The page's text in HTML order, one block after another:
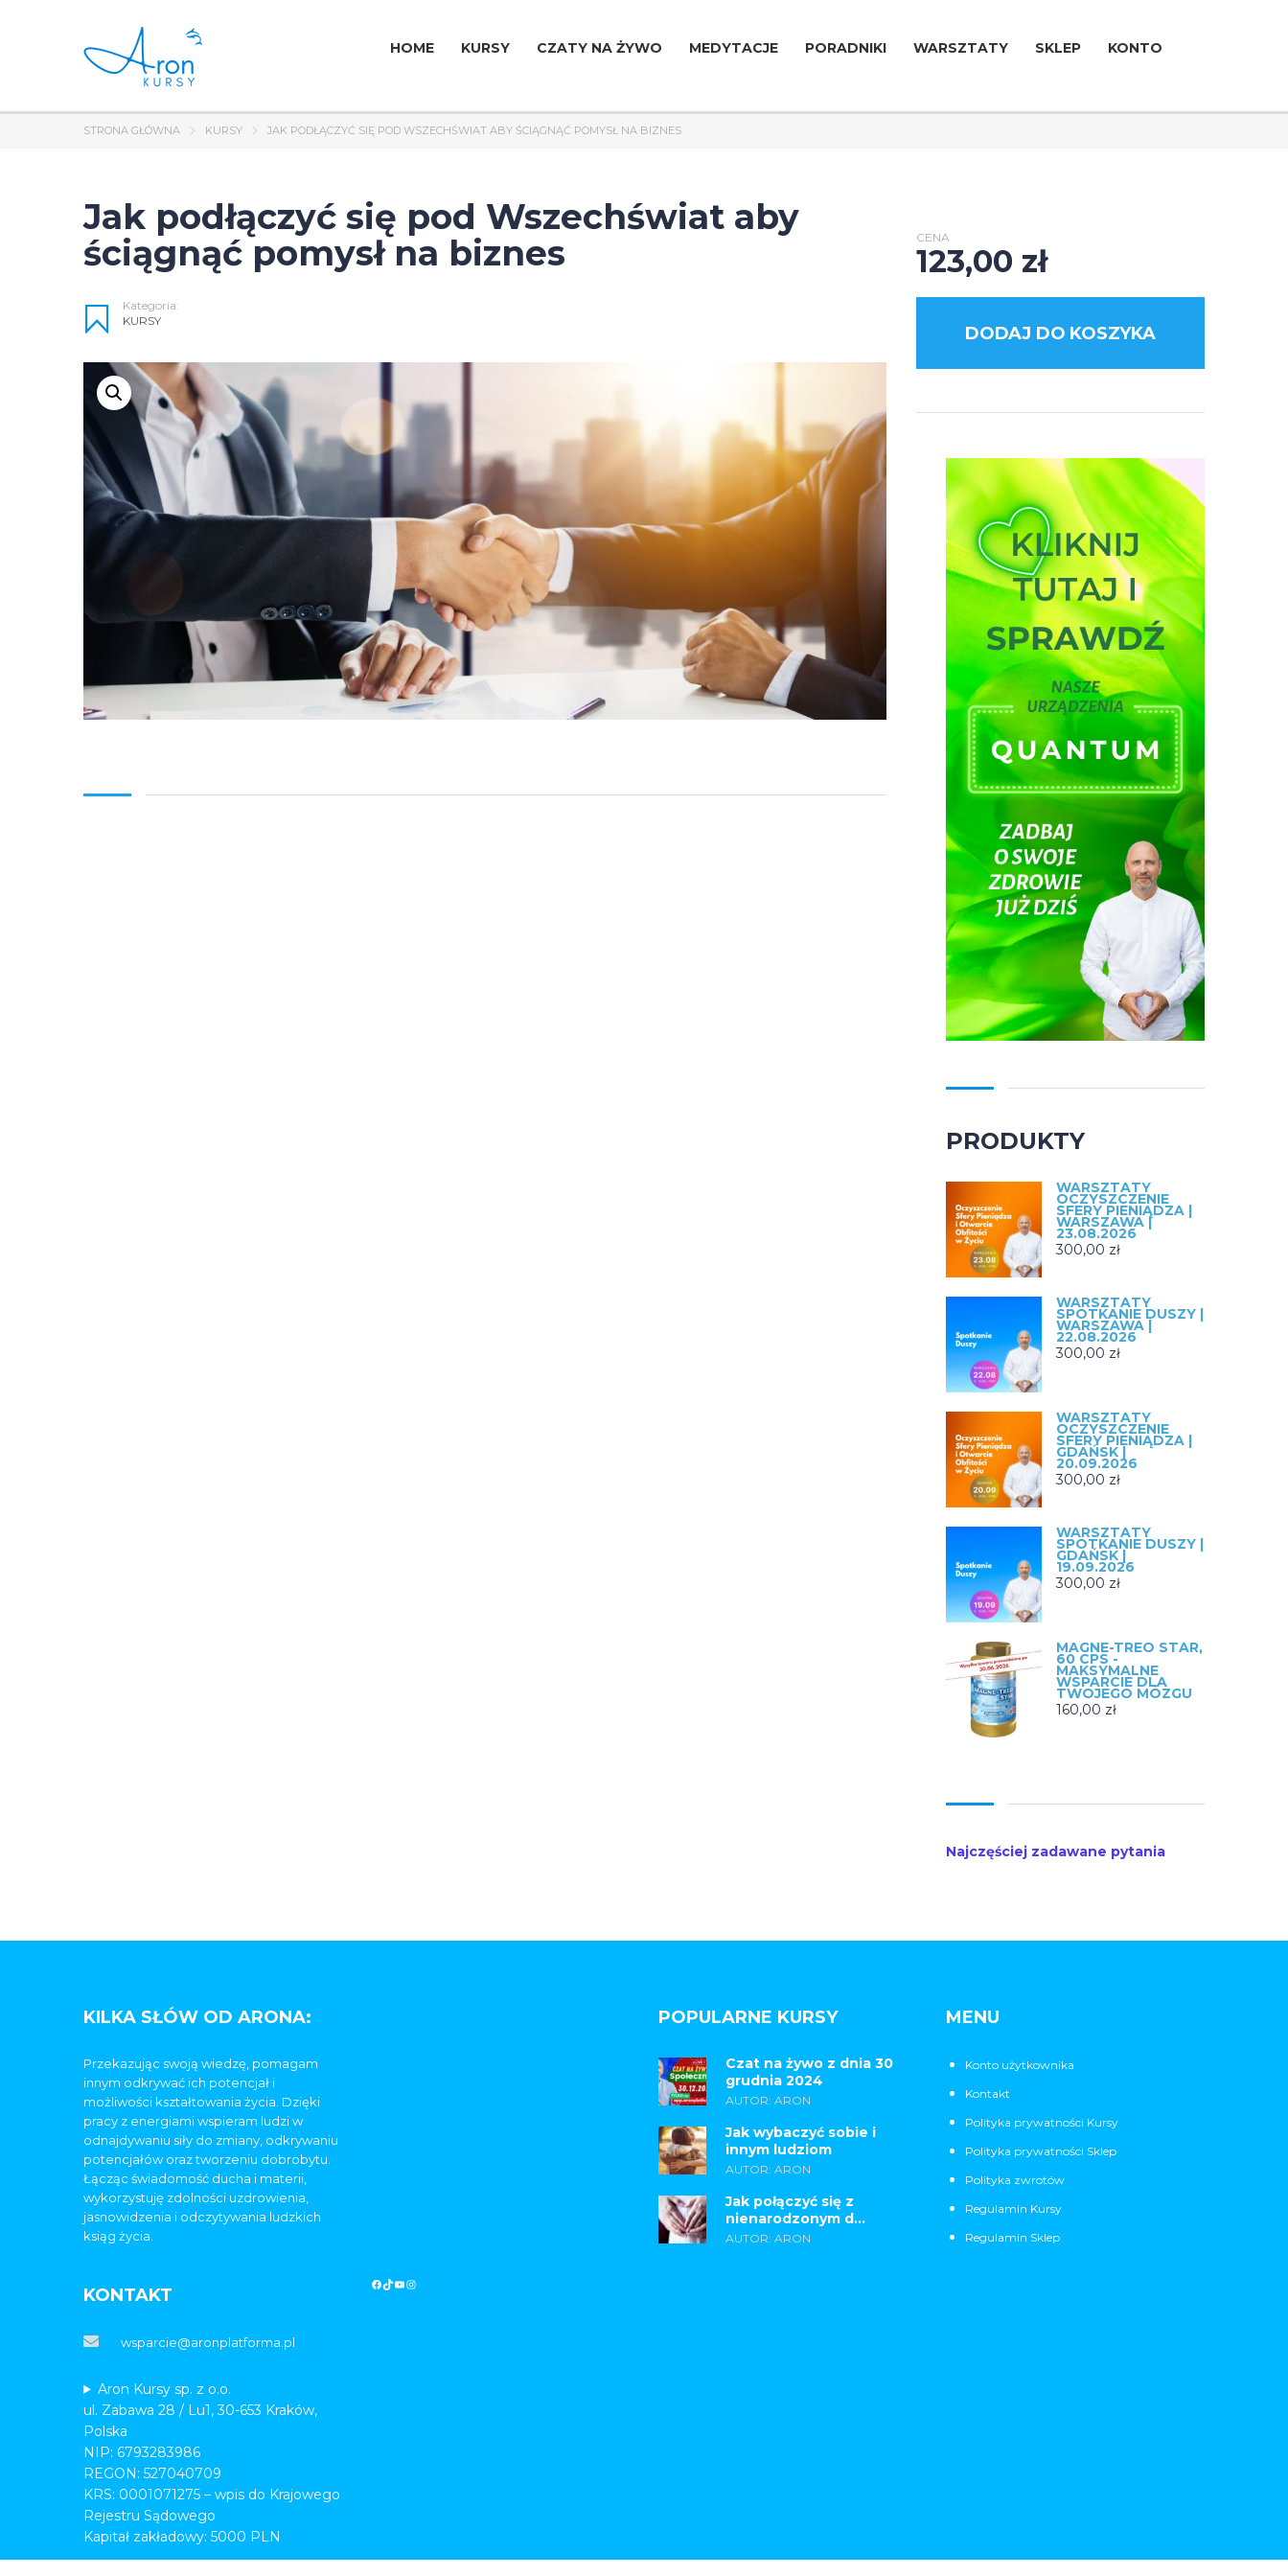
HOME KURSY CZATY NA ŻYWO MEDYTACJE PORADNIKI WARSZTATY SKLEP KONTO
STRONA GŁÓWNA KURSY JAK PODŁĄCZYĆ SIĘ POD WSZECHŚWIAT ABY ŚCIĄGNĄĆ POMYSŁ NA BIZNES
Jak podłączyć się pod Wszechświat aby
ściągnąć pomysł na biznes
Kategoria:
KURSY
CENA
123,00 zł
DODAJ DO KOSZYKA
PRODUKTY
WARSZTATY
OCZYSZCZENIE
SFERY PIENIĄDZA |
WARSZAWA |
23.08.2026
300,00 zł
WARSZTATY
SPOTKANIE DUSZY |
WARSZAWA |
22.08.2026
300,00 zł
WARSZTATY
OCZYSZCZENIE
SFERY PIENIĄDZA |
GDAŃSK |
20.09.2026
300,00 zł
WARSZTATY
SPOTKANIE DUSZY |
GDAŃSK |
19.09.2026
300,00 zł
MAGNE-TREO STAR,
60 CPS -
MAKSYMALNE
WSPARCIE DLA
TWOJEGO MÓZGU
160,00 zł
Najczęściej zadawane pytania
KILKA SŁÓW OD ARONA:
Przekazując swoją wiedzę, pomagam
innym odkrywać ich potencjał i
możliwości kształtowania życia. Dzięki
pracy z energiami wspieram ludzi w
odnajdywaniu siły do zmiany, odkrywaniu
potencjałów oraz tworzeniu dobrobytu.
Łącząc świadomość ducha i materii,
wykorzystuję zdolności uzdrowienia,
jasnowidzenia i odczytywania ludzkich
ksiąg życia.
POPULARNE KURSY
Czat na żywo z dnia 30
grudnia 2024
AUTOR: ARON
Jak wybaczyć sobie i
innym ludziom
AUTOR: ARON
Jak połączyć się z
nienarodzonym d...
AUTOR: ARON
MENU
Konto użytkownika
Kontakt
Polityka prywatności Kursy
Polityka prywatności Sklep
Polityka zwrotów
Regulamin Kursy
Regulamin Sklep
KONTAKT
wsparcie@aronplatforma.pl
Aron Kursy sp. z o.o.
ul. Zabawa 28 / Lu1, 30-653 Kraków,
Polska
NIP: 6793283986
REGON: 527040709
KRS: 0001071275 – wpis do Krajowego
Rejestru Sądowego
Kapitał zakładowy: 5000 PLN